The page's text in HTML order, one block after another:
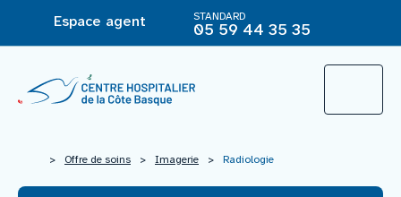
Espace agent STANDARD
05 59 44 35 35
L’Hôpital
> Offre de soins > Imagerie > Radiologie